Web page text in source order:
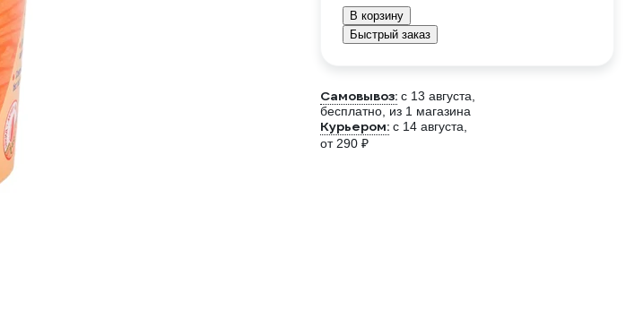
В корзину
Быстрый заказ
Самовывоз: c 13 августа,
бесплатно , из 1 магазина
Курьером: c 14 августа,
от 290 ₽